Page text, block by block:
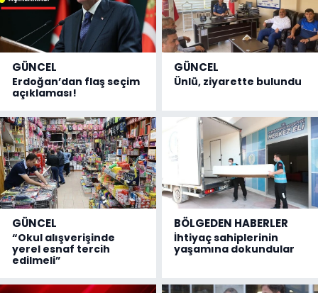
GÜNCEL
Erdoğan’dan flaş seçim
açıklaması!
GÜNCEL
Ünlü, ziyarette bulundu
GÜNCEL
“Okul alışverişinde
yerel esnaf tercih
edilmeli”
BÖLGEDEN HABERLER
İhtiyaç sahiplerinin
yaşamına dokundular